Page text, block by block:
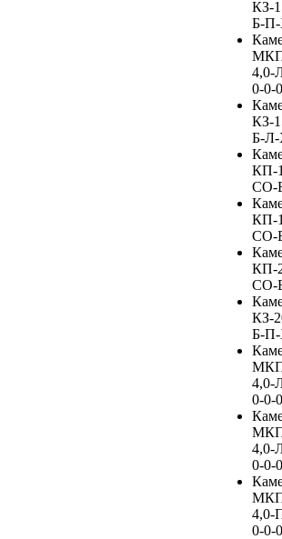
КЗ-
Б-
4,0-
0-0-
КЗ-
Б-
КП-
СО-
КП-
СО-
КП-
СО-
КЗ-
Б-
4,0-
0-0-
4,0-
0-0-
4,0-
0-0-